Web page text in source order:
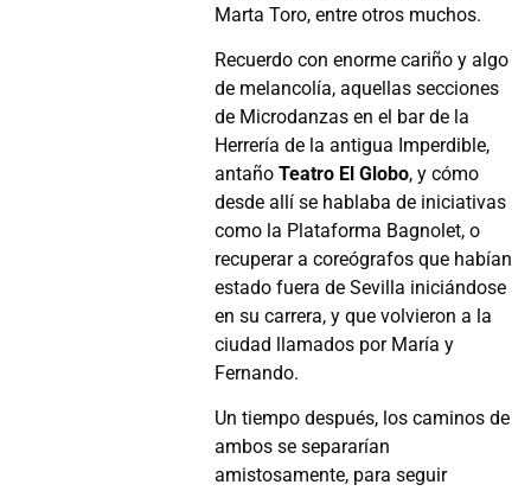
Marta Toro, entre otros muchos.
Recuerdo con enorme cariño y algo
de melancolía, aquellas secciones
de Microdanzas en el bar de la
Herrería de la antigua Imperdible,
antañoTeatro El Globo, y cómo
desde allí se hablaba de iniciativas
como la Plataforma Bagnolet, o
recuperar a coreógrafos que habían
estado fuera de Sevilla iniciándose
en su carrera, y que volvieron a la
ciudad llamados por María y
Fernando.
Un tiempo después, los caminos de
ambos se separarían
amistosamente, para seguir